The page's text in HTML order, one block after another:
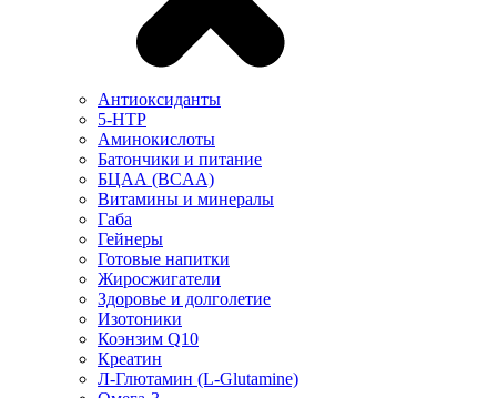
Антиоксиданты
5-HTP
Аминокислоты
Батончики и питание
БЦАА (BCAA)
Витамины и минералы
Габа
Гейнеры
Готовые напитки
Жиросжигатели
Здоровье и долголетие
Изотоники
Коэнзим Q10
Креатин
Л-Глютамин (L-Glutamine)